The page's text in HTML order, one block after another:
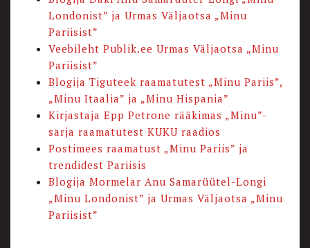
Londonist” ja Urmas Väljaotsa „Minu
Pariisist”
Veebileht Publik.ee Urmas Väljaotsa „Minu
Pariisist”
Blogija Tiguteek raamatutest „Minu Pariis”,
„Minu Itaalia” ja „Minu Hispania”
Kirjastaja Epp Petrone rääkimas „Minu”-
sarja raamatutest KUKU raadios
Postimees raamatust „Minu Pariis” ja
trendidest Pariisis
Blogija Mormelar Anu Samarüütel-Longi
„Minu Londonist” ja Urmas Väljaotsa „Minu
Pariisist”